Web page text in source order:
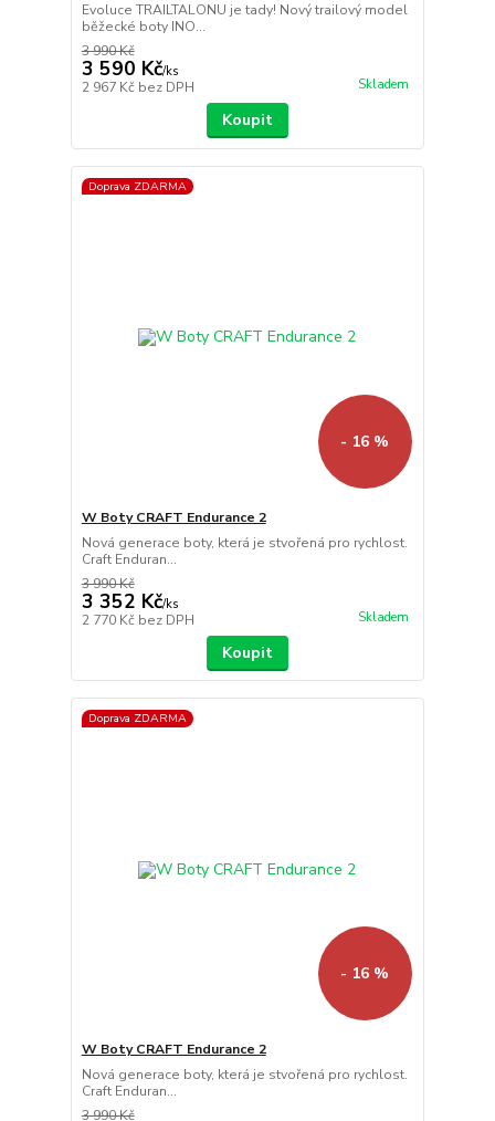
Evoluce TRAILTALONU je tady! Nový trailový model
běžecké boty INO...
3 990 Kč
3 590 Kč/ks
2 967 Kč bez DPH Skladem
Koupit
Doprava ZDARMA
- 16 %
W Boty CRAFT Endurance 2
Nová generace boty, která je stvořená pro rychlost.
Craft Enduran...
3 990 Kč
3 352 Kč/ks
2 770 Kč bez DPH Skladem
Koupit
Doprava ZDARMA
- 16 %
W Boty CRAFT Endurance 2
Nová generace boty, která je stvořená pro rychlost.
Craft Enduran...
3 990 Kč